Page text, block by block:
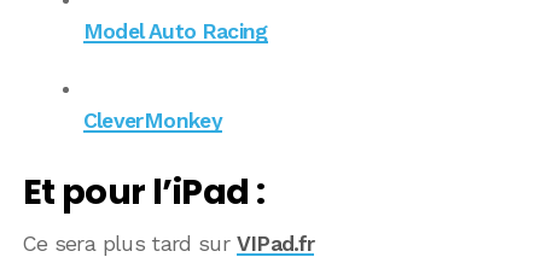
Model Auto Racing
CleverMonkey
Et pour l’iPad :
Ce sera plus tard sur VIPad.fr